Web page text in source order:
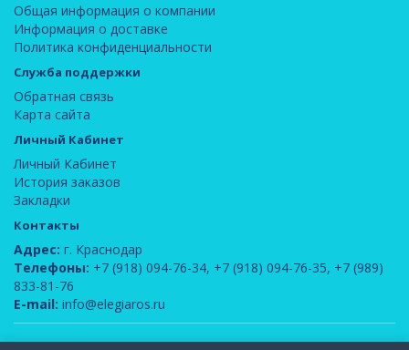
Общая информация о компании
Информация о доставке
Политика конфиденциальности
Служба поддержки
Обратная связь
Карта сайта
Личный Кабинет
Личный Кабинет
История заказов
Закладки
Контакты
Адрес: г. Краснодар
Телефоны: +7 (918) 094-76-34, +7 (918) 094-76-35, +7 (989)
833-81-76
E-mail: info@elegiaros.ru
ООО "Новелла"© 2026